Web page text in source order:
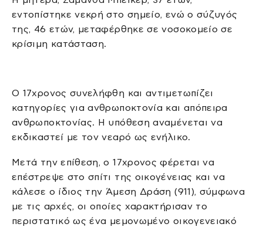
εντοπίστηκε νεκρή στο σημείο, ενώ ο σύζυγός
της, 46 ετών, μεταφέρθηκε σε νοσοκομείο σε
κρίσιμη κατάσταση.
Ο 17χρονος συνελήφθη και αντιμετωπίζει
κατηγορίες για ανθρωποκτονία και απόπειρα
ανθρωποκτονίας. Η υπόθεση αναμένεται να
εκδικαστεί με τον νεαρό ως ενήλικο.
Μετά την επίθεση, ο 17χρονος φέρεται να
επέστρεψε στο σπίτι της οικογένειας και να
κάλεσε ο ίδιος την Άμεση Δράση (911), σύμφωνα
με τις αρχές, οι οποίες χαρακτήρισαν το
περιστατικό ως ένα μεμονωμένο οικογενειακό